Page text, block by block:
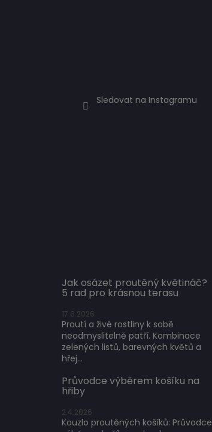
Sledovat na Instagramu
Jak osázet proutěný květináč?
5 rad pro krásnou terasu
17.6.2026
Proutí a živé rostliny k sobě
neodmyslitelně patří. Kombinace
zelených listů, barevných květů a
hřej...
Průvodce výběrem košíku na
hřiby
2.4.2026
Kouzlo proutěných košíků: Průvodce